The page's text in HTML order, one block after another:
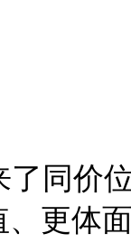
了同价
更体